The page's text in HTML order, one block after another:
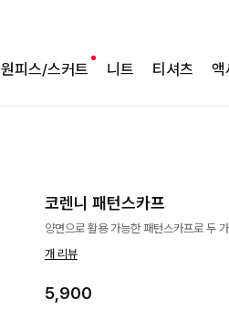
원피스/스커트 니트 티셔츠 액
코렌니 패턴스카프
양면으로 활용 가능한 패턴스카프로 두
개 리뷰
5,900